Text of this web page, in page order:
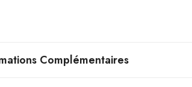
Complémentaires